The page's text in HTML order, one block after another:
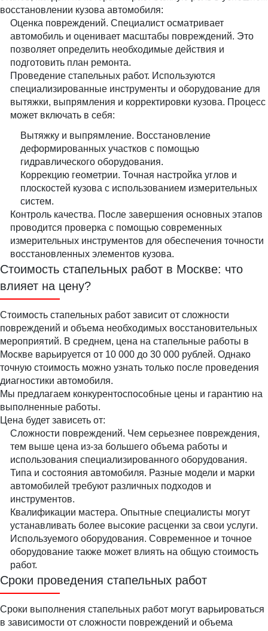
восстановлении кузова автомобиля:
Оценка повреждений. Специалист осматривает
автомобиль и оценивает масштабы повреждений. Это
позволяет определить необходимые действия и
подготовить план ремонта.
Проведение стапельных работ. Используются
специализированные инструменты и оборудование для
вытяжки, выпрямления и корректировки кузова. Процесс
может включать в себя:
Вытяжку и выпрямление. Восстановление
деформированных участков с помощью
гидравлического оборудования.
Коррекцию геометрии. Точная настройка углов и
плоскостей кузова с использованием измерительных
систем.
Контроль качества. После завершения основных этапов
проводится проверка с помощью современных
измерительных инструментов для обеспечения точности
восстановленных элементов кузова.
Стоимость стапельных работ в Москве: что
влияет на цену?
Стоимость стапельных работ зависит от сложности
повреждений и объема необходимых восстановительных
мероприятий. В среднем, цена на стапельные работы в
Москве варьируется от 10 000 до 30 000 рублей. Однако
точную стоимость можно узнать только после проведения
диагностики автомобиля.
Мы предлагаем конкурентоспособные цены и гарантию на
выполненные работы.
Цена будет зависеть от:
Сложности повреждений. Чем серьезнее повреждения,
тем выше цена из-за большего объема работы и
использования специализированного оборудования.
Типа и состояния автомобиля. Разные модели и марки
автомобилей требуют различных подходов и
инструментов.
Квалификации мастера. Опытные специалисты могут
устанавливать более высокие расценки за свои услуги.
Используемого оборудования. Современное и точное
оборудование также может влиять на общую стоимость
работ.
Сроки проведения стапельных работ
Сроки выполнения стапельных работ могут варьироваться
в зависимости от сложности повреждений и объема